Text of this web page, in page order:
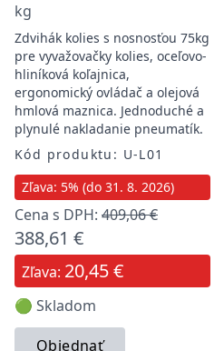
kg
Zdvihák kolies s nosnosťou 75kg
pre vyvažovačky kolies, oceľovo-
hliníková koľajnica,
ergonomický ovládač a olejová
hmlová maznica. Jednoduché a
plynulé nakladanie pneumatík.
Kód produktu: U-L01
Zľava: 5% (do 31. 8. 2026)
Cena s DPH: 409,06 €
388,61 €
Zľava: 20,45 €
🟢 Skladom
Objednať